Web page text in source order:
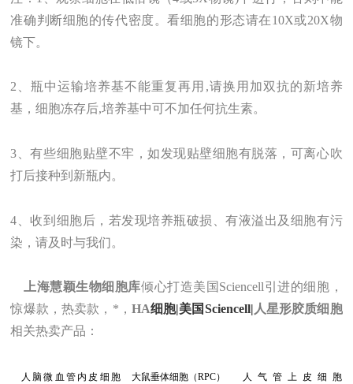
准确判断细胞的传代密度。看细胞的形态请在10X或20X物
镜下。
2、瓶中运输培养基不能重复再用,请换用加双抗的新培养
基，细胞冻存后,培养基中可不加任何抗生素。
3、有些细胞贴壁不牢，如发现贴壁细胞有脱落，可离心吹
打后接种到新瓶内。
4、收到细胞后，若发现培养瓶破损、有液溢出及细胞有污
染，请及时与我们。
上海慧颖生物细胞库倾心打造美国Sciencell引进的细胞，
惊爆款，热卖款，* ， HA细胞|美国Sciencell| 人星形胶质细胞
相关热卖产品 ：
人脑微血管内皮细胞 大鼠垂体细胞（RPC） 人气管上皮细胞